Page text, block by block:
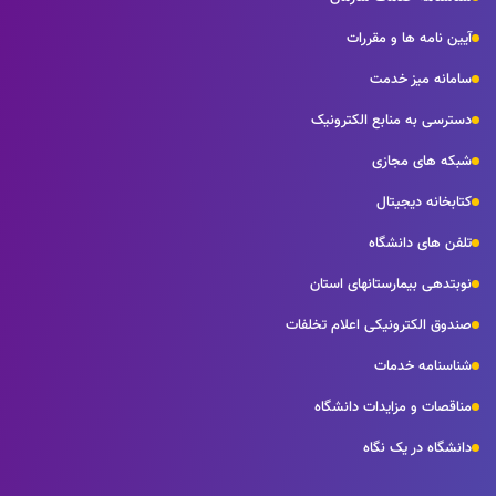
آیین نامه ها و مقررات
سامانه میز خدمت
دسترسی به منابع الکترونیک
شبکه های مجازی
کتابخانه دیجیتال
تلفن های دانشگاه
نوبتدهی بیمارستانهای استان
صندوق الکترونیکی اعلام تخلفات
شناسنامه خدمات
مناقصات و مزایدات دانشگاه
دانشگاه در یک نگاه